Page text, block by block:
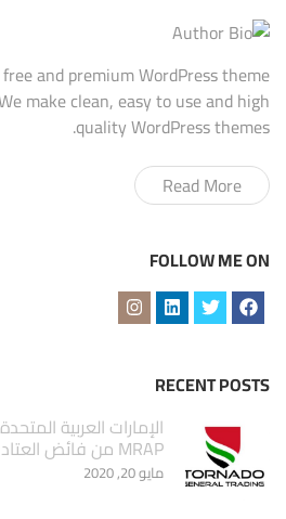
and premium WordPress theme
make clean, easy to use and high
quality WordPress themes.
Read More
FOLLOW ME ON
RECENT POSTS
الإمارات العربية
MRAP من فائض العتاد الدفاعي الأمريكي
مايو 20, 2020